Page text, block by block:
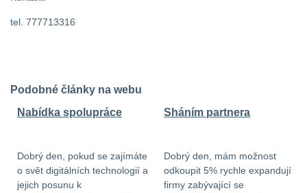
tel. 777713316
Podobné články na webu
Nabídka spolupráce
Dobrý den, pokud se zajímáte
o svět digitálních technologií a
jejich posunu k
Sháním partnera
Dobrý den, mám možnost
odkoupit 5% rychle expandují
firmy zabývající se